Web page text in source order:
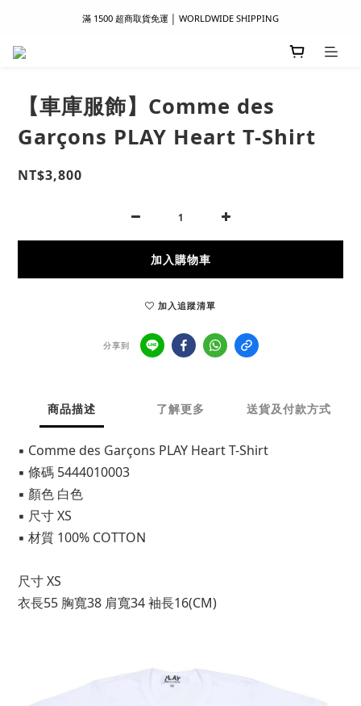
滿 1500 超商取貨免運 │ WORLDWIDE SHIPPING
滿 1500 超商取貨免運 │ WORLDWIDE SHIPPING
滿 1500 超商取貨免運 │ WORLDWIDE SHIPPING
【車庫服飾】Comme des
Garçons PLAY Heart T-Shirt
NT$3,800
加入購物車
加入追蹤清單
分享到
商品描述 了解更多 送貨及付款方式
▪ Comme des Garçons PLAY Heart T-Shirt
▪ 條碼 5444010003
▪ 顏色 白色
▪ 尺寸 XS
▪ 材質 100% COTTON
尺寸 XS
衣長55 胸寬38 肩寬34 袖長16(CM)